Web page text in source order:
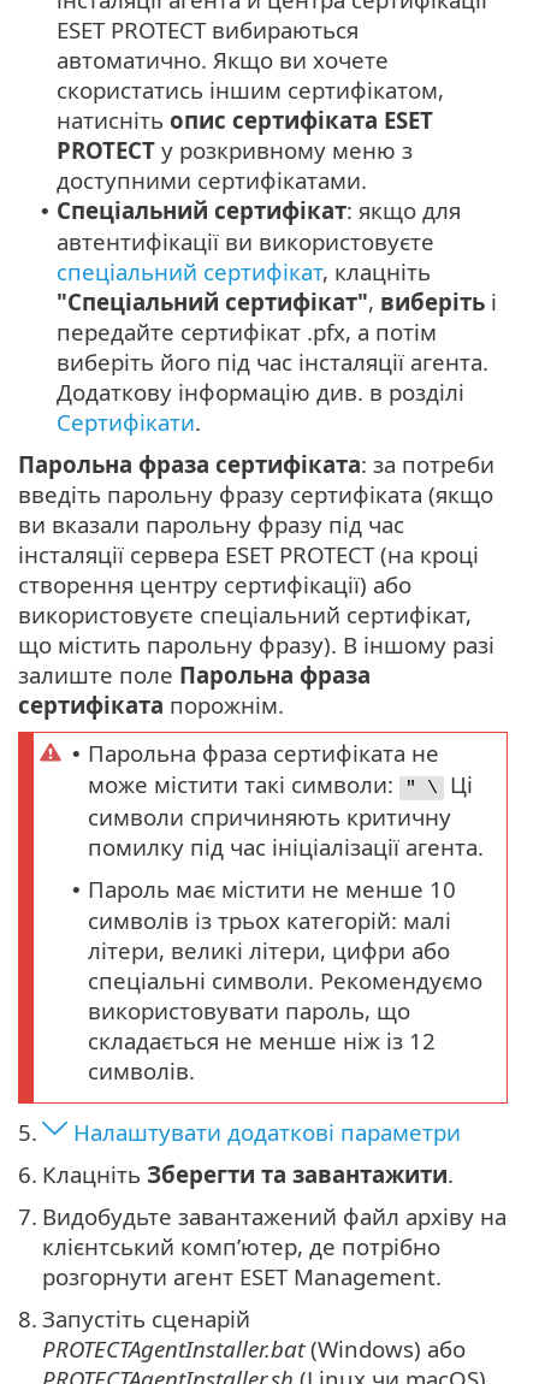
ESET PROTECT вибираються
автоматично. Якщо ви хочете
скористатись іншим сертифікатом,
натисніть опис сертифіката ESET
PROTECT у розкривному меню з
доступними сертифікатами.
• Спеціальний сертифікат: якщо для
автентифікації ви використовуєте
спеціальний сертифікат, клацніть
"Спеціальний сертифікат", виберіть і
передайте сертифікат .pfx, а потім
виберіть його під час інсталяції агента.
Додаткову інформацію див. в розділі
Сертифікати.
Парольна фраза сертифіката: за потреби
введіть парольну фразу сертифіката (якщо
ви вказали парольну фразу під час
інсталяції сервера ESET PROTECT (на кроці
створення центру сертифікації) або
використовуєте спеціальний сертифікат,
що містить парольну фразу). В іншому разі
залиште поле Парольна фраза
сертифіката порожнім.
• Парольна фраза сертифіката не
може містити такі символи:
" \
Ці
символи спричиняють критичну
помилку під час ініціалізації агента.
• Пароль має містити не менше 10
символів із трьох категорій: малі
літери, великі літери, цифри або
спеціальні символи. Рекомендуємо
використовувати пароль, що
складається не менше ніж із 12
символів.
5.
Налаштувати додаткові параметри
6. Клацніть Зберегти та завантажити.
7. Видобудьте завантажений файл архіву на
клієнтський комп’ютер, де потрібно
розгорнути агент ESET Management.
8. Запустіть сценарій
PROTECTAgentInstaller.bat(Windows) або